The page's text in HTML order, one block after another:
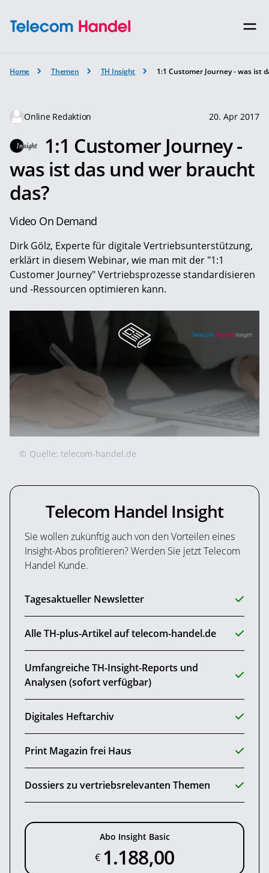
Home Themen TH Insight 1:1 Customer Journey - was ist
Online Redaktion 20. Apr 2017
1:1 Customer Journey -
was ist das und wer braucht
das?
Video On Demand
Dirk Gölz, Experte für digitale Vertriebsunterstützung,
erklärt in diesem Webinar, wie man mit der "1:1
Customer Journey" Vertriebsprozesse standardisieren
und -Ressourcen optimieren kann.
© Quelle: telecom-handel.de
Telecom Handel Insight
Sie wollen zukünftig auch von den Vorteilen eines
Insight-Abos profitieren? Werden Sie jetzt Telecom
Handel Kunde.
Tagesaktueller Newsletter
Alle TH-plus-Artikel auf telecom-handel.de
Umfangreiche TH-Insight-Reports und
Analysen (sofort verfügbar)
Digitales Heftarchiv
Print Magazin frei Haus
Dossiers zu vertriebsrelevanten Themen
Abo Insight Basic
€ 1.188,00